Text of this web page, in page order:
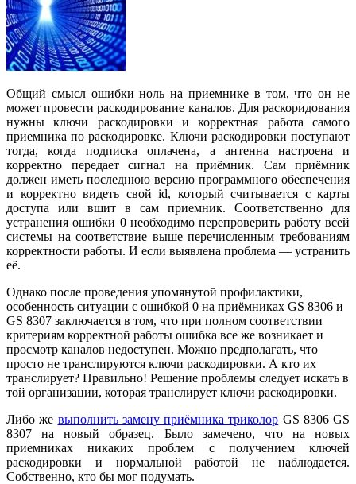
Общий смысл ошибки ноль на приемнике в том, что он не
может провести раскодирование каналов. Для раскоридования
нужны ключи раскодировки и корректная работа самого
приемника по раскодировке. Ключи раскодировки поступают
тогда, когда подписка оплачена, а антенна настроена и
корректно передает сигнал на приёмник. Сам приёмник
должен иметь последнюю версию программного обеспечения
и корректно видеть свой id, который считывается с карты
доступа или вшит в сам приемник. Соответственно для
устранения ошибки 0 необходимо перепроверить работу всей
системы на соответствие выше перечисленным требованиям
корректности работы. И если выявлена проблема — устранить
её.
Однако после проведения упомянутой профилактики,
особенность ситуации с ошибкой 0 на приёмниках GS 8306 и
GS 8307 заключается в том, что при полном соответствии
критериям корректной работы ошибка все же возникает и
просмотр каналов недоступен. Можно предполагать, что
просто не транслируются ключи раскодировки. А кто их
транслирует? Правильно! Решение проблемы следует искать в
той организации, которая транслирует ключи раскодировки.
Либо же выполнить замену приёмника триколор GS 8306 GS
8307 на новый образец. Было замечено, что на новых
приемниках никаких проблем с получением ключей
раскодировки и нормальной работой не наблюдается.
Собственно, кто бы мог подумать.